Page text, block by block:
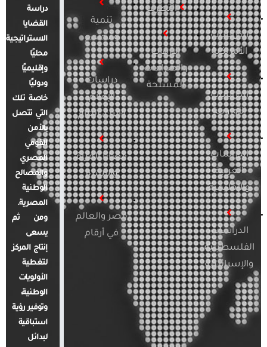
الدراسات
الأمريكية
الدراسات
الأوروبية
الدراسات
العربية
والإقليمية
الدراسات
الفلسطينية
والإسرائيلية
التطرف
الإرهاب
والصراعات
المسلحة
تنمية
ومجتمع
دراسات
الإعلام
والرأي العام
قضايا المرأة
والأسرة
مصر والعالم
في أرقام
دراسة
القضايا
الاستراتيجية
محليًا
وإقليميًا
ودوليًا
خاصة تلك
التي تتصل
بالأمن
القومي
المصري
والمصالح
الوطنية
المصرية.
ومن ثم
يسعى
إنتاج المركز
لتغطية
الأولويات
الوطنية،
وتوفير رؤية
استباقية
لبدائل